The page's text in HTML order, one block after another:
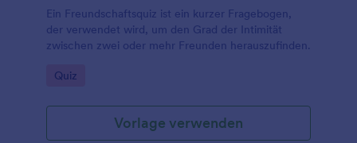
Ein Freundschaftsquiz ist ein kurzer Fragebogen,
der verwendet wird, um den Grad der Intimität
zwischen zwei oder mehr Freunden herauszufinden.
Go to Category:
Quiz
Vorlage verwenden